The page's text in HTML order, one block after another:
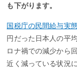
も下がります。
国税庁の民間給与実
円だった日本人の平
ロナ禍での減少から
近く減っている状況